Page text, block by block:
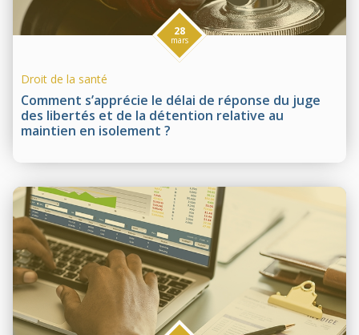
Comment s’apprécie le délai de réponse du juge
des libertés et de la détention relative au
maintien en isolement ?
28
mars
Droit de la santé